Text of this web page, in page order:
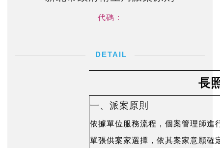
代碼：
長
一、派案原則
依據單位服務流程，個案管理師進
單張供案家選擇，依其案家意願確